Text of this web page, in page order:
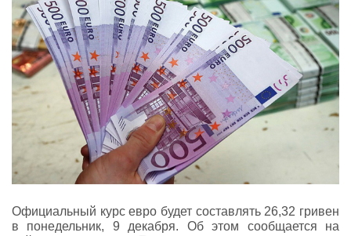
Официальный курс евро будет составлять 26,32 гривен
в понедельник, 9 декабря. Об этом сообщается на